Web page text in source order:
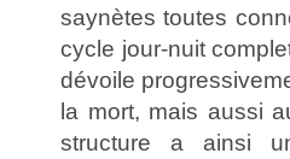
saynètes toutes
cycle jour-nuit
dévoile
la mort, mais aussi
structure a ainsi